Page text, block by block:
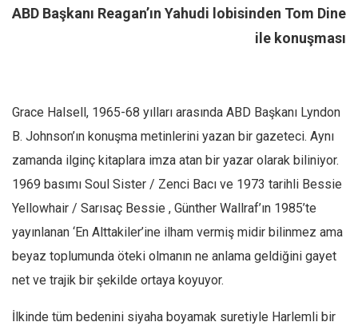
Kategoriler
Kültür Sanat
Kitap
Ekonomi
Spor
ABD Başkanı Reagan’ın Yahudi lobisinden Tom Dine
ile konuşması
Grace Halsell, 1965-68 yılları arasında ABD Başkanı Lyndon
B. Johnson’ın konuşma metinlerini yazan bir gazeteci. Aynı
zamanda ilginç kitaplara imza atan bir yazar olarak biliniyor.
1969 basımı Soul Sister / Zenci Bacı ve 1973 tarihli Bessie
Yellowhair / Sarısaç Bessie , Günther Wallraf’ın 1985’te
yayınlanan ‘En Alttakiler’ine ilham vermiş midir bilinmez ama
beyaz toplumunda öteki olmanın ne anlama geldiğini gayet
net ve trajik bir şekilde ortaya koyuyor.
İlkinde tüm bedenini siyaha boyamak suretiyle Harlemli bir